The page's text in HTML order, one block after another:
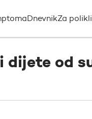
DnevnikZa
od